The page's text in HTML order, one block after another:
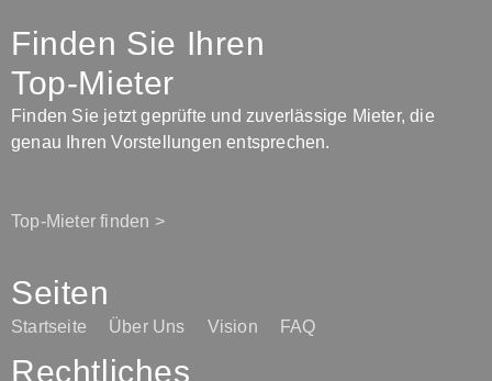
Finden Sie Ihren
Top-Mieter
Finden Sie jetzt geprüfte und zuverlässige Mieter, die
genau Ihren Vorstellungen entsprechen.
Top-Mieter finden >
Seiten
Startseite Über Uns Vision FAQ
Rechtliches